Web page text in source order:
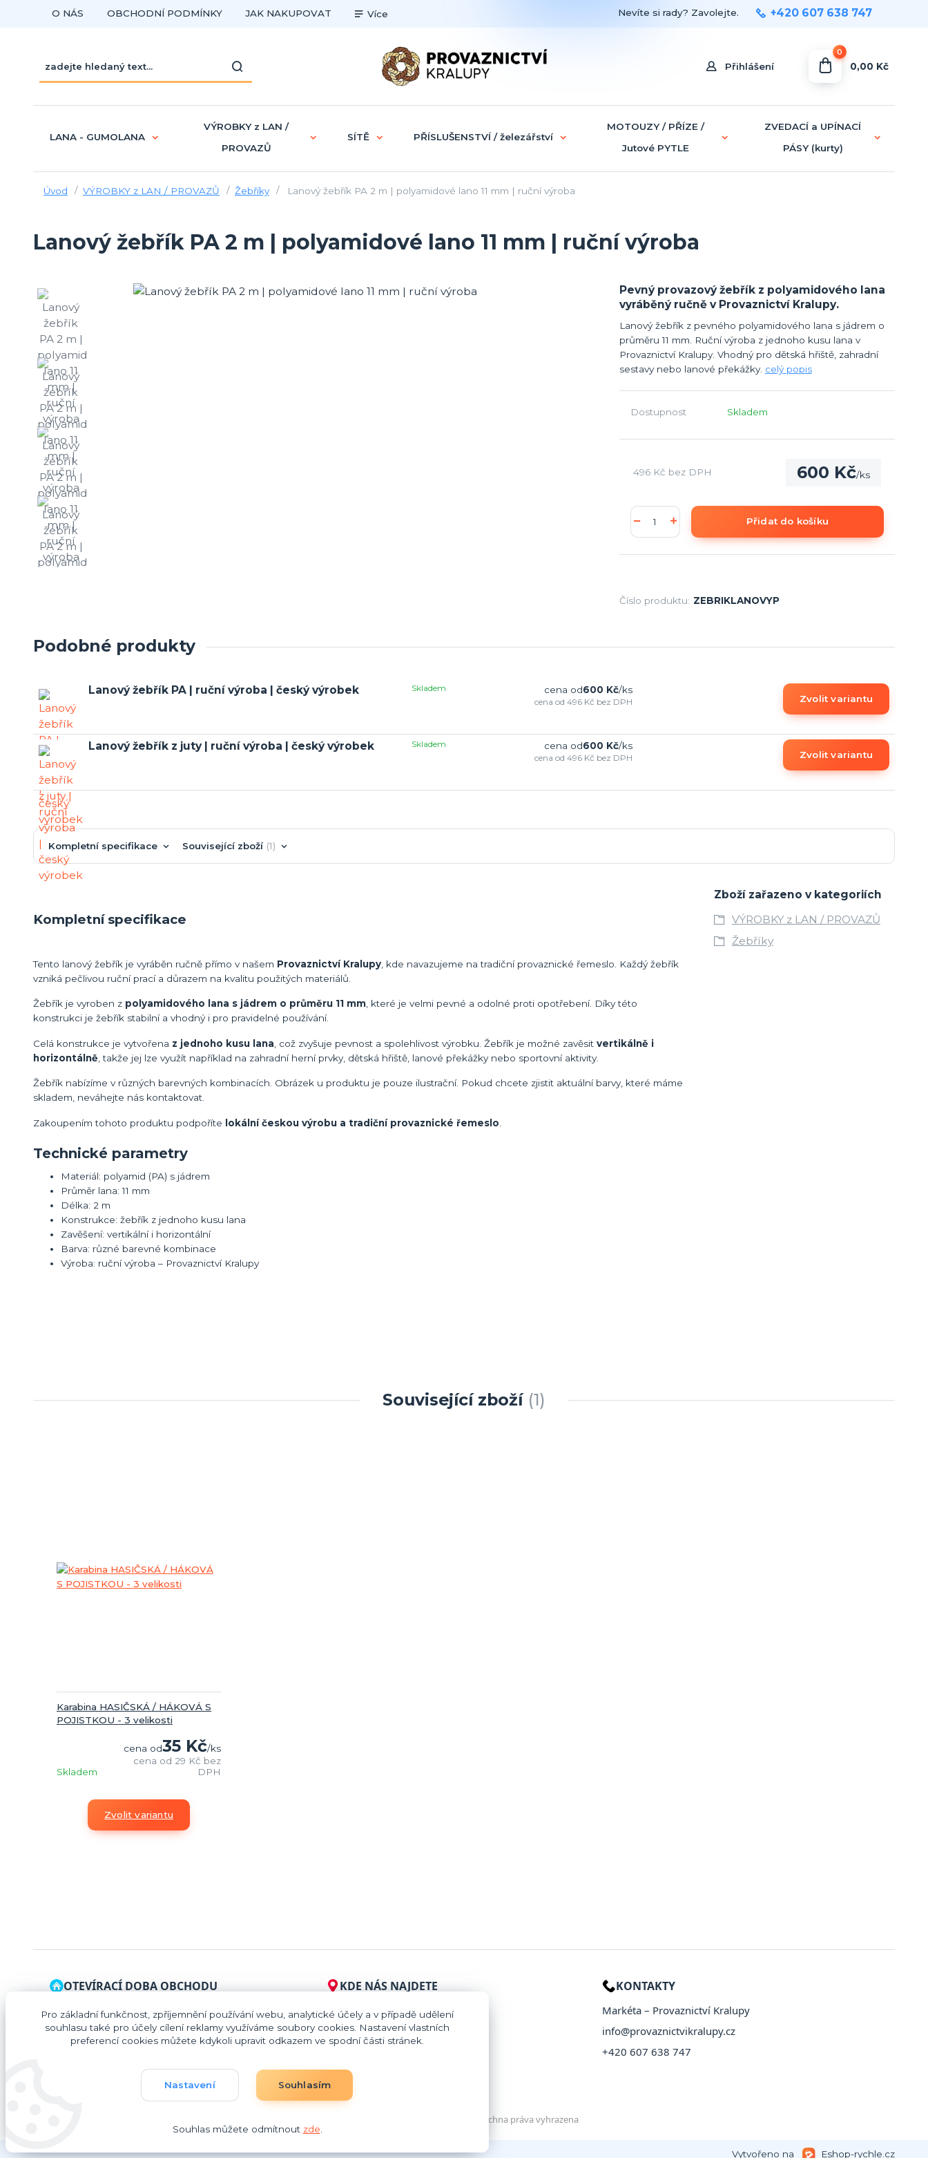
O NÁS OBCHODNÍ PODMÍNKY JAK NAKUPOVAT Více
Přihlášení
Nevíte si rady? Zavolejte. +420 607 638 747
0
0,00 Kč
LANA - GUMOLANA
VÝROBKY z LAN /
PROVAZŮ
SÍTĚ PŘÍSLUŠENSTVÍ / železářství
MOTOUZY / PŘÍZE /
Jutové PYTLE
ZVEDACÍ a UPÍNACÍ
PÁSY (kurty)
Úvod VÝROBKY z LAN / PROVAZŮ Žebříky Lanový žebřík PA 2 m | polyamidové lano 11 mm | ruční výroba
Lanový žebřík PA 2 m | polyamidové lano 11 mm | ruční výroba
Pevný provazový žebřík z polyamidového lana
vyráběný ručně v Provaznictví Kralupy.
Lanový žebřík z pevného polyamidového lana s jádrem o
průměru 11 mm. Ruční výroba z jednoho kusu lana v
Provaznictví Kralupy. Vhodný pro dětská hřiště, zahradní
sestavy nebo lanové překážky. celý popis
Dostupnost Skladem
600 Kč/ks
496 Kč bez DPH
Přidat do košíku
Číslo produktu: ZEBRIKLANOVYP
Podobné produkty
Lanový žebřík PA | ruční výroba | český výrobek cena od600 Kč/ks
cena od 496 Kč bez DPH
Skladem
Zvolit variantu
Lanový žebřík z juty | ruční výroba | český výrobek cena od600 Kč/ks
cena od 496 Kč bez DPH
Skladem
Zvolit variantu
Kompletní specifikace Související zboží 1
Kompletní specifikace
Tento lanový žebřík je vyráběn ručně přímo v našem Provaznictví Kralupy , kde navazujeme na tradiční provaznické řemeslo. Každý žebřík
vzniká pečlivou ruční prací a důrazem na kvalitu použitých materiálů.
Žebřík je vyroben z polyamidového lana s jádrem o průměru 11 mm, které je velmi pevné a odolné proti opotřebení. Díky této
konstrukci je žebřík stabilní a vhodný i pro pravidelné používání.
Celá konstrukce je vytvořena z jednoho kusu lana , což zvyšuje pevnost a spolehlivost výrobku. Žebřík je možné zavěsit vertikálně i
horizontálně , takže jej lze využít například na zahradní herní prvky, dětská hřiště, lanové překážky nebo sportovní aktivity.
Žebřík nabízíme v různých barevných kombinacích. Obrázek u produktu je pouze ilustrační. Pokud chcete zjistit aktuální barvy, které máme
skladem, neváhejte nás kontaktovat.
Zakoupením tohoto produktu podpoříte lokální českou výrobu a tradiční provaznické řemeslo
Technické parametry
Materiál: polyamid (PA) s jádrem
Průměr lana: 11 mm
Délka: 2 m
Konstrukce: žebřík z jednoho kusu lana
Zavěšení: vertikální i horizontální
Barva: různé barevné kombinace
Výroba: ruční výroba – Provaznictví Kralupy
Zboží zařazeno v kategoriích
VÝROBKY z LAN / PROVAZŮ
Žebříky
Související zboží 1
Karabina HASIČSKÁ / HÁKOVÁ S
POJISTKOU - 3 velikosti
cena od35 Kč/ks
cena od 29 Kč bez
DPH
Skladem
Zvolit variantu
OTEVÍRACÍ DOBA OBCHODU
Pondělí – zavřeno
Úterý – Pátek: 09:00 – 16:00
KDE NÁS NAJDETE
Provaznictví Kralupy
Přemyslova 319/123
Zobrazit na mapě
KONTAKTY
Markéta – Provaznictví Kralupy
info@provaznictvikralupy.cz
+420 607 638 747
© 2026 Provaznictví Kralupy – Všechna práva vyhrazena
Vytvořeno na Eshop-rychle.cz
Pro základní funkčnost, zpříjemnění používání webu, analytické účely a v případě udělení
souhlasu také pro účely cílení reklamy využíváme soubory cookies. Nastavení vlastních
preferencí cookies můžete kdykoli upravit odkazem ve spodní části stránek.
Nastavení Souhlasím
Souhlas můžete odmítnout zde